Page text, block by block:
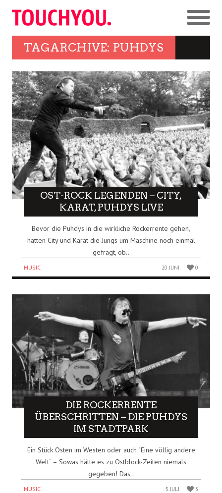
TAGARCHIVE: PUHDYS
OST-ROCK LEGENDEN – CITY,
KARAT, PUHDYS LIVE
Bevor die Puhdys in die wirkliche Rockerrente gehen,
hatten City und Karat die Jungs um Maschine noch einmal
gefragt, ob..
MUSIC 20 JUNI 0
DIE ROCKERRENTE
ÜBERSCHRITTEN – DIE PUHDYS
IM STADTPARK
Ein Stück Osten im Westen oder auch ´Eine völlig andere
Welt` – Sowas hätte es zu Ostblock-Zeiten niemals
gegeben! Das..
MUSIC 5 JULI 3